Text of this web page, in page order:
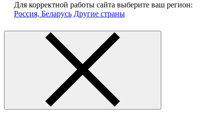
Для корректной работы сайта выберите ваш регион:
Россия, Беларусь Другие страны